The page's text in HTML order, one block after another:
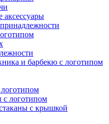
и барбекю с логотипом
логотипом
с крышкой